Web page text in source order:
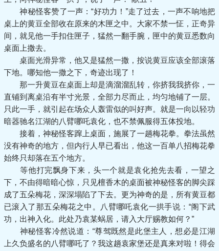
神秘怪客赞了一声：“好功力！”走了过去，一声不响地把
桌上的黄豆全部收在原来的木匣之中。大家不禁一怔，正奇异
间，就见他一手扣住匣子，猛然一翻手腕，匣中的黄豆悉数向
桌面上撒去。
桌面光滑异常，他又是猛然一撒，按说黄豆应该全部滚落
下地。哪知他一撒之下，奇迹出现了！
那一升黄豆在桌面上却是滴溜溜乱转，你挤我我挤你，一
直铺到离桌沿有半寸光景，全部力尽而止，均匀地铺了一层。
只此一手，就引起在场众人轰雷似的叫好声。就是一向以轻功
暗器驰名江湖的八臂哪吒袁化，也不禁佩服得五体投地。
接着，神秘怪客蹿上桌面，施展了一趟梅花拳。拳法虽然
没有神奇的地方，但内行人早已看出，他这一百单八招梅花拳
始终只却落在五个地方。
等他打完飘身下来，头一个就是袁化抢先去看，一望之
下，不由得暗暗心惊，只见檀香木的桌面被神秘怪客的脚尖踩
成了五朵梅花，深深塌陷了下去。更为神奇的是，所有黄豆都
已滚入了那五朵梅花之中。八臂哪吒袁化一拱手说：“阁下武
功，出神入化。此处乃袁某蜗居，请入大厅赐教如何？”
神秘怪客冷然说道：“尊驾既然是此堡主人，想必是江湖
上久负盛名的八臂哪吒了？我这趟袁家堡还是真来对啦！得会